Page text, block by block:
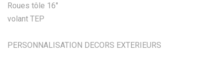
Roues tôle 16"
volant TEP
PERSONNALISATION DECORS EXTERIEURS